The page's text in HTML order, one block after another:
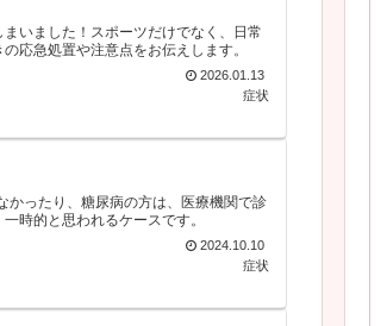
いました！スポーツだけでなく、日常
応急処置や注意点をお伝えします。
2026.01.13
症状
かったり、糖尿病の方は、医療機関で診
時的と思われるケースです。
2024.10.10
症状